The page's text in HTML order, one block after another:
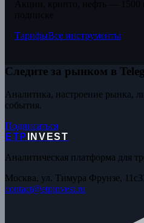
ТарифыВсе инструменты
Следите за рынком в
Аналитика, настроение рынка,
события.
Подписаться
ETP
INVEST
Аналитическая платформа для
Москва, ул. Тимура Фрунзе,
contact@etpinvest.ru